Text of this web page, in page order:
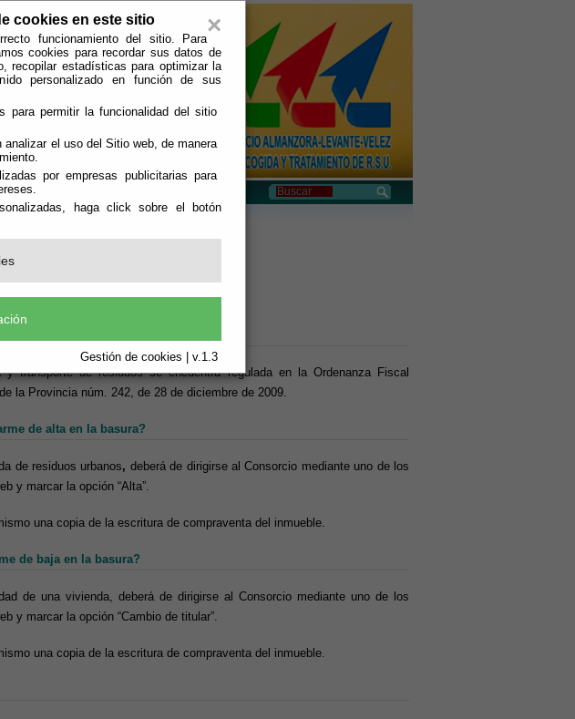
×
cookies en este sitio
funcionamiento del sitio. Para
cookies para recordar sus datos de
recopilar estadísticas para optimizar la
personalizado en función de sus
para permitir la funcionalidad del sitio
el uso del Sitio web, de manera
por empresas publicitarias para
haga click sobre el botón
Gestión de cookies | v.1.3
transporte de residuos se encuentra regulada en la Ordenanza Fiscal
la Provincia núm. 242, de 28 de diciembre de 2009.
de alta en la basura?
de residuos urbanos, deberá de dirigirse al Consorcio mediante uno de los
y marcar la opción “Alta”.
una copia de la escritura de compraventa del inmueble.
de baja en la basura?
de una vivienda, deberá de dirigirse al Consorcio mediante uno de los
y marcar la opción “Cambio de titular”.
una copia de la escritura de compraventa del inmueble.